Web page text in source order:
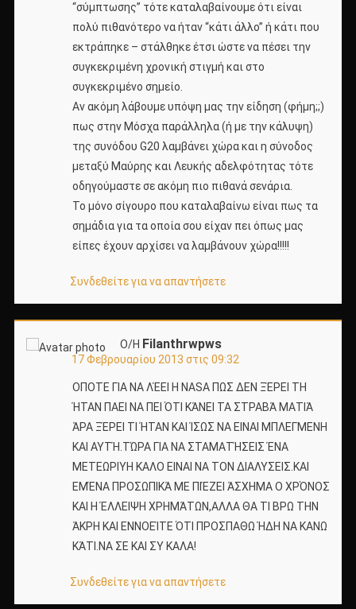
“σύμπτωσης” τότε καταλαβαίνουμε ότι είναι
πολύ πιθανότερο να ήταν “κάτι άλλο” ή κάτι που
εκτράπηκε – στάλθηκε έτσι ώστε να πέσει την
συγκεκριμένη χρονική στιγμή και στο
συγκεκριμένο σημείο.
Αν ακόμη λάβουμε υπόψη μας την είδηση (φήμη;;)
πως στην Μόσχα παράλληλα (ή με την κάλυψη)
της συνόδου G20 λαμβάνει χώρα και η σύνοδος
μεταξύ Μαύρης και Λευκής αδελφότητας τότε
οδηγούμαστε σε ακόμη πιο πιθανά σενάρια.
Το μόνο σίγουρο που καταλαβαίνω είναι πως τα
σημάδια για τα οποία σου είχαν πει όπως μας
είπες έχουν αρχίσει να λαμβάνουν χώρα!!!!!
Συνδεθείτε για να απαντήσετε
Ο/Η Filanthrwpws
17 Φεβρουαρίου 2013 στις 09:32
ΟΠΟΤΕ ΓΙΑ ΝΑ ΛΈΕΙ Η NASA ΠΩΣ ΔΕΝ ΞΈΡΕΙ ΤΗ
ΉΤΑΝ ΠΑΕΙ ΝΑ ΠΕΙ ΌΤΙ ΚΆΝΕΙ ΤΑ ΣΤΡΑΒΆ ΜΑΤΙΆ
ΆΡΑ ΞΈΡΕΙ ΤΙ ΉΤΑΝ ΚΑΙ ΊΣΩΣ ΝΑ ΕΙΝΑΙ ΜΠΛΕΓΜΕΝΗ
ΚΑΙ ΑΥΤΉ.ΤΏΡΑ ΓΙΑ ΝΑ ΣΤΑΜΑΤΉΣΕΙΣ ΈΝΑ
ΜΕΤΕΩΡΙΥΗ ΚΑΛΟ ΕΙΝΑΙ ΝΑ ΤΟΝ ΔΙΑΛΥΣΕΙΣ.ΚΑΙ
ΕΜΈΝΑ ΠΡΟΣΩΠΙΚΆ ΜΕ ΠΙΈΖΕΙ ΆΣΧΗΜΑ Ο ΧΡΌΝΟΣ
ΚΑΙ Η ΈΛΛΕΙΨΗ ΧΡΗΜΆΤΩΝ,ΑΛΛΑ ΘΑ ΤΙ ΒΡΩ ΤΗΝ
ΆΚΡΗ ΚΑΙ ΕΝΝΟΕΊΤΕ ΌΤΙ ΠΡΟΣΠΑΘΩ ΉΔΗ ΝΑ ΚΑΝΩ
ΚΆΤΙ.ΝΑ ΣΕ ΚΑΙ ΣΥ ΚΑΛΑ!
Συνδεθείτε για να απαντήσετε